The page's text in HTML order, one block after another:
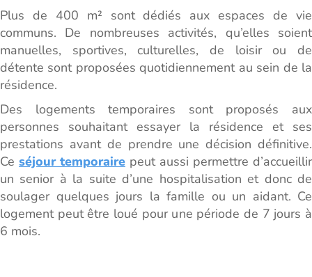
Plus de 400 m² sont dédiés aux espaces de vie
communs. De nombreuses activités, qu’elles soient
manuelles, sportives, culturelles, de loisir ou de
détente sont proposées quotidiennement au sein de la
résidence.
Des logements temporaires sont proposés aux
personnes souhaitant essayer la résidence et ses
prestations avant de prendre une décision définitive.
Ce séjour temporaire peut aussi permettre d’accueillir
un senior à la suite d’une hospitalisation et donc de
soulager quelques jours la famille ou un aidant. Ce
logement peut être loué pour une période de 7 jours à
6 mois.